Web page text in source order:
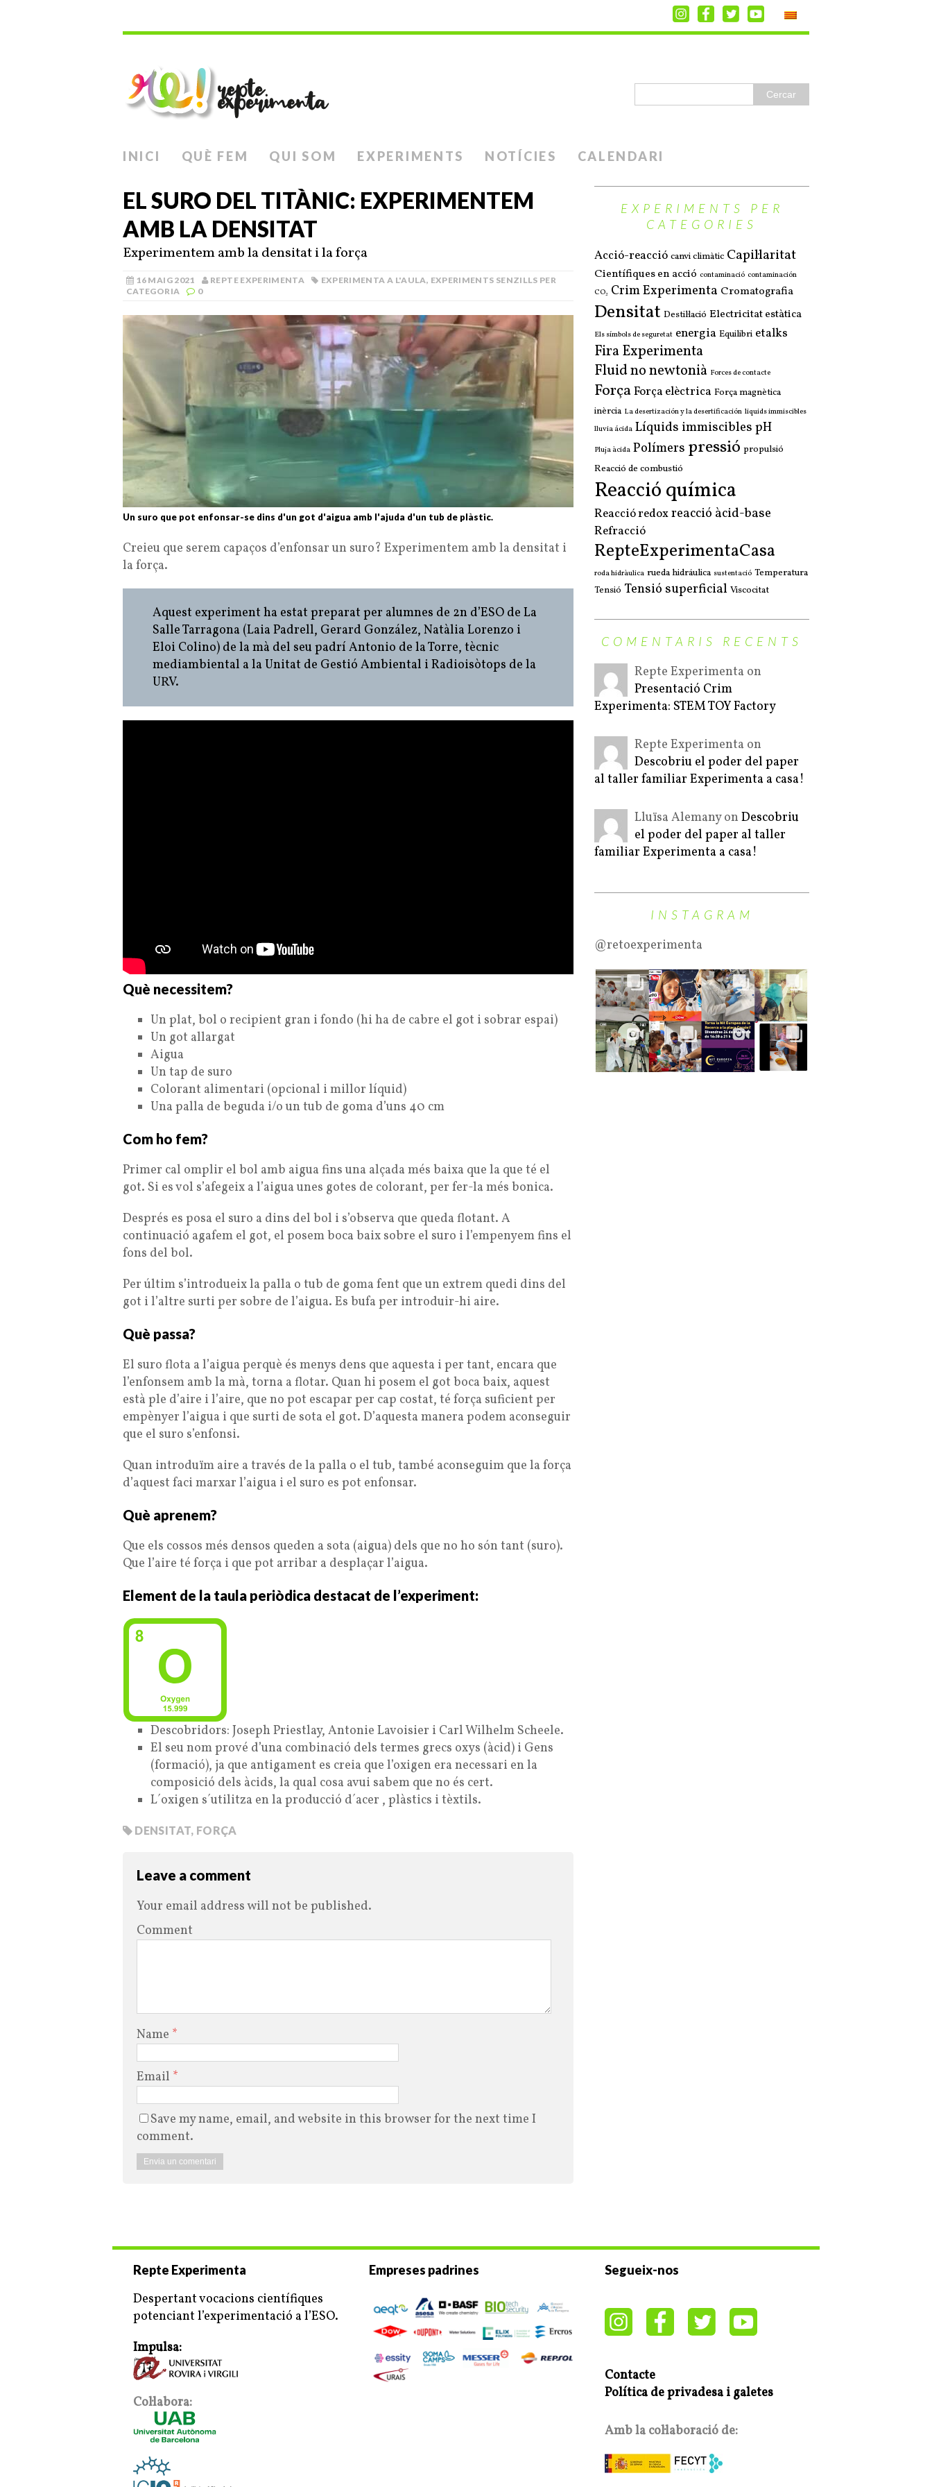
INICI QUÈ FEM QUI SOM EXPERIMENTS NOTÍCIES CALENDARI
EL SURO DEL TITÀNIC: EXPERIMENTEM
AMB LA DENSITAT
Experimentem amb la densitat i la força
16 MAIG 2021 REPTE EXPERIMENTA EXPERIMENTA A L'AULA, EXPERIMENTS SENZILLS PER
CATEGORIA
0
Un suro que pot enfonsar-se dins d'un got d'aigua amb l'ajuda d'un tub de plàstic.
Creieu que serem capaços d’enfonsar un suro? Experimentem amb la densitat i
la força.
Aquest experiment ha estat preparat per alumnes de 2n d’ESO de La
Salle Tarragona (Laia Padrell, Gerard González, Natàlia Lorenzo i
Eloi Colino) de la mà del seu padrí Antonio de la Torre, tècnic
mediambiental a la Unitat de Gestió Ambiental i Radioisòtops de la
URV.
Què necessitem?
Un plat, bol o recipient gran i fondo (hi ha de cabre el got i sobrar espai)
Un got allargat
Aigua
Un tap de suro
Colorant alimentari (opcional i millor líquid)
Una palla de beguda i/o un tub de goma d’uns 40 cm
Com ho fem?
Primer cal omplir el bol amb aigua fins una alçada més baixa que la que té el
got. Si es vol s’afegeix a l’aigua unes gotes de colorant, per fer-la més bonica.
Després es posa el suro a dins del bol i s’observa que queda flotant. A
continuació agafem el got, el posem boca baix sobre el suro i l’empenyem fins el
fons del bol.
Per últim s’introdueix la palla o tub de goma fent que un extrem quedi dins del
got i l’altre surti per sobre de l’aigua. Es bufa per introduir-hi aire.
Què passa?
El suro flota a l’aigua perquè és menys dens que aquesta i per tant, encara que
l’enfonsem amb la mà, torna a flotar. Quan hi posem el got boca baix, aquest
està ple d’aire i l’aire, que no pot escapar per cap costat, té força suficient per
empènyer l’aigua i que surti de sota el got. D’aquesta manera podem aconseguir
que el suro s’enfonsi.
Quan introduïm aire a través de la palla o el tub, també aconseguim que la força
d’aquest faci marxar l’aigua i el suro es pot enfonsar.
Què aprenem?
Que els cossos més densos queden a sota (aigua) dels que no ho són tant (suro).
Que l’aire té força i que pot arribar a desplaçar l’aigua.
Element de la taula periòdica destacat de l’experiment:
Descobridors: Joseph Priestlay, Antonie Lavoisier i Carl Wilhelm Scheele.
El seu nom prové d’una combinació dels termes grecs oxys (àcid) i Gens
(formació), ja que antigament es creia que l’oxigen era necessari en la
composició dels àcids, la qual cosa avui sabem que no és cert.
L´oxigen s´utilitza en la producció d´acer , plàstics i tèxtils.
DENSITAT, FORÇA
Leave a comment
Your email address will not be published.
Comment
Name *
Email *
Save my name, email, and website in this browser for the next time I
comment.
EXPERIMENTS PER
CATEGORIES
Acció-reacció canvi climàtic Capil·laritat
Científiques en acció contaminació contaminación
CO₂ Crim Experimenta Cromatografia
Densitat Destil·lació Electricitat estàtica
Els símbols de seguretat energia Equilibri etalks
Fira Experimenta
Fluid no newtonià Forces de contacte
ForçaForça elèctrica Força magnètica
inèrcia La desertización y la desertificación liquids immiscibles
lluvia ácida Líquids immisciblespH
Pluja àcida Polímers pressió propulsió
Reacció de combustió
Reacció química
Reacció redoxreacció àcid-base
Refracció
RepteExperimentaCasa
roda hidràulica rueda hidráulica sustentació Temperatura
Tensió Tensió superficial Viscocitat
COMENTARIS RECENTS
Repte Experimenta on
Presentació Crim
Experimenta: STEM TOY Factory
Repte Experimenta on
Descobriu el poder del paper
al taller familiar Experimenta a casa!
Lluïsa Alemany on Descobriu
el poder del paper al taller
familiar Experimenta a casa!
INSTAGRAM
@retoexperimenta
Repte Experimenta
Despertant vocacions científiques
potenciant l’experimentació a l’ESO.
Impulsa:
Col·labora:
Empreses padrines Segueix-nos
Contacte
Política de privadesa i galetes
Amb la col·laboració de: